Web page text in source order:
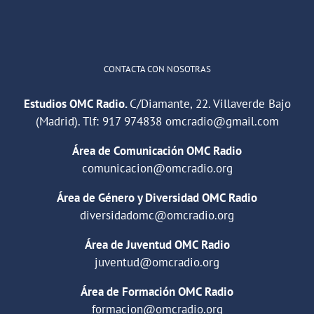
CONTACTA CON NOSOTRAS
Estudios OMC Radio.C/Diamante, 22. Villaverde Bajo
(Madrid). Tlf: 917 974838 omcradio@gmail.com
Área de Comunicación OMC Radio
comunicacion@omcradio.org
Área de Género y Diversidad OMC Radio
diversidadomc@omcradio.org
Área de Juventud OMC Radio
juventud@omcradio.org
Área de Formación OMC Radio
formacion@omcradio.org